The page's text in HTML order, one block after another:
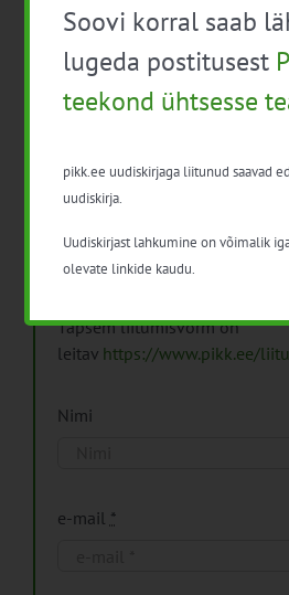
Pikk.ee uudiskirjaga
Isikuandmeid töötleme
Täpsem liitumisvorm on
leitav https://www.pikk.ee/
Nimi
e-mail *
Soovi korral saab
lugeda postitusest
teekond ühtsesse
pikk.ee uudiskirjaga liitunud saavad
uudiskirja.
Uudiskirjast lahkumine on võimalik
olevate linkide kaudu.